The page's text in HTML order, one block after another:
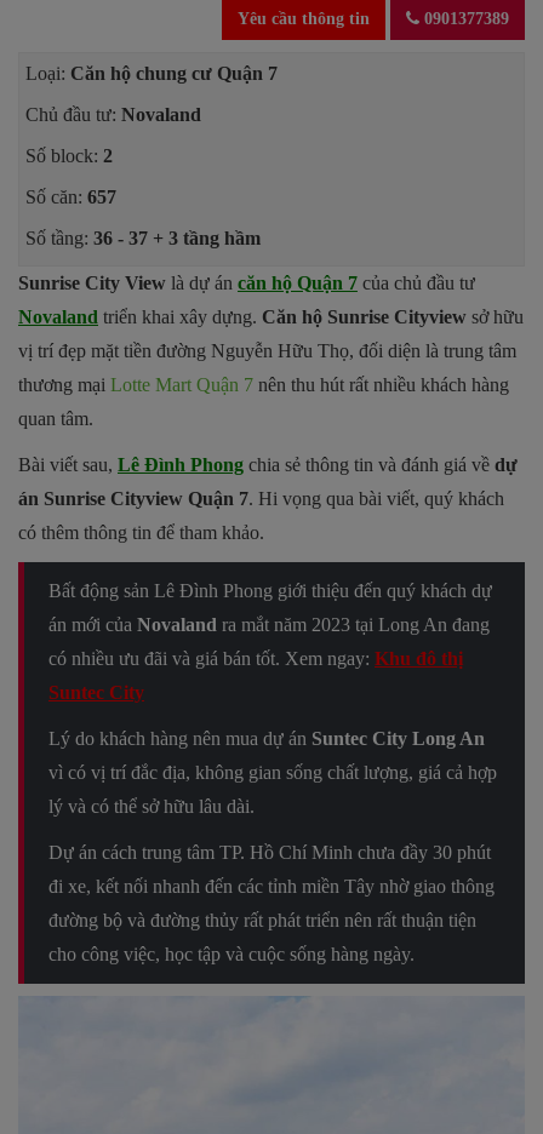
Yêu cầu thông tin 0901377389
Loại: Căn hộ chung cư Quận 7
Chủ đầu tư: Novaland
Số block: 2
Số căn: 657
Số tầng: 36 - 37 + 3 tầng hầm
Sunrise City View là dự án căn hộ Quận 7 của chủ đầu tư
Novaland triển khai xây dựng. Căn hộ Sunrise Cityview sở hữu
vị trí đẹp mặt tiền đường Nguyễn Hữu Thọ, đối diện là trung tâm
thương mại Lotte Mart Quận 7 nên thu hút rất nhiều khách hàng
quan tâm.
Bài viết sau, Lê Đình Phong chia sẻ thông tin và đánh giá về dự
án Sunrise Cityview Quận 7. Hi vọng qua bài viết, quý khách
có thêm thông tin để tham khảo.
Bất động sản Lê Đình Phong giới thiệu đến quý khách dự
án mới của Novaland ra mắt năm 2023 tại Long An đang
có nhiều ưu đãi và giá bán tốt. Xem ngay: Khu đô thị
Suntec City
Lý do khách hàng nên mua dự án Suntec City Long An
vì có vị trí đắc địa, không gian sống chất lượng, giá cả hợp
lý và có thể sở hữu lâu dài.
Dự án cách trung tâm TP. Hồ Chí Minh chưa đầy 30 phút
đi xe, kết nối nhanh đến các tỉnh miền Tây nhờ giao thông
đường bộ và đường thủy rất phát triển nên rất thuận tiện
cho công việc, học tập và cuộc sống hàng ngày.